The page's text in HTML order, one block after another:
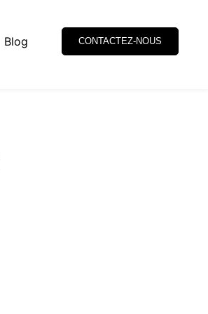
Blog CONTACTEZ-NOUS